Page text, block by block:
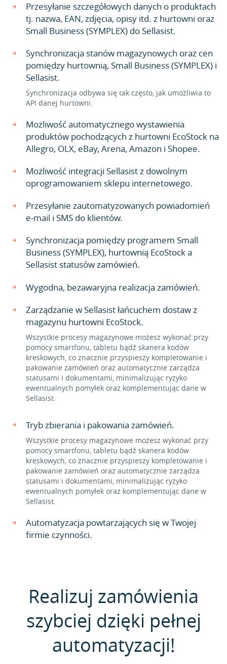
Przesyłanie szczegółowych danych o produktach
tj. nazwa, EAN, zdjęcia, opisy itd. z hurtowni oraz
Small Business (SYMPLEX) do Sellasist.
Synchronizacja stanów magazynowych oraz cen
pomiędzy hurtownią, Small Business (SYMPLEX) i
Sellasist.
Synchronizacja odbywa się tak często, jak umożliwia to
API danej hurtowni.
Możliwość automatycznego wystawienia
produktów pochodzących z hurtowni EcoStock na
Allegro, OLX, eBay, Arena, Amazon i Shopee.
Możliwość integracji Sellasist z dowolnym
oprogramowaniem sklepu internetowego.
Przesyłanie zautomatyzowanych powiadomień
e-mail i SMS do klientów.
Synchronizacja pomiędzy programem Small
Business (SYMPLEX), hurtownią EcoStock a
Sellasist statusów zamówień.
Wygodna, bezawaryjna realizacja zamówień.
Zarządzanie w Sellasist łańcuchem dostaw z
magazynu hurtowni EcoStock.
Wszystkie procesy magazynowe możesz wykonać przy
pomocy smartfonu, tabletu bądź skanera kodów
kreskowych, co znacznie przyspieszy kompletowanie i
pakowanie zamówień oraz automatycznie zarządza
statusami i dokumentami, minimalizując ryzyko
ewentualnych pomyłek oraz komplementując dane w
Sellasist.
Tryb zbierania i pakowania zamówień.
Wszystkie procesy magazynowe możesz wykonać przy
pomocy smartfonu, tabletu bądź skanera kodów
kreskowych, co znacznie przyspieszy kompletowanie i
pakowanie zamówień oraz automatycznie zarządza
statusami i dokumentami, minimalizując ryzyko
ewentualnych pomyłek oraz komplementując dane w
Sellasist.
Automatyzacja powtarzających się w Twojej
firmie czynności.
Realizuj zamówienia
szybciej dzięki pełnej
automatyzacji!